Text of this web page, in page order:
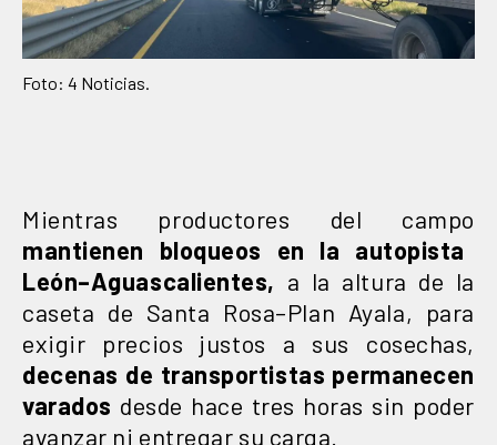
Foto: 4 Noticias.
Mientras productores del campo
mantienen bloqueos en la autopista
León–Aguascalientes, a la altura de la
caseta de Santa Rosa–Plan Ayala, para
exigir precios justos a sus cosechas,
decenas de transportistas permanecen
varados desde hace tres horas sin poder
avanzar ni entregar su carga.